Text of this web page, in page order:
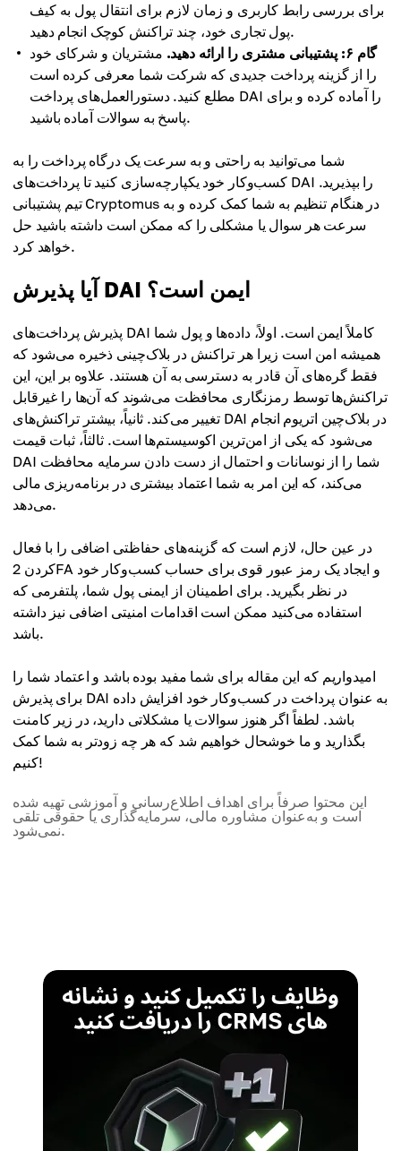
برای بررسی رابط کاربری و زمان لازم برای انتقال پول به کیف
پول تجاری خود، چند تراکنش کوچک انجام دهید.
گام ۶: پشتیبانی مشتری را ارائه دهید.
مشتریان و شرکای خود
را از گزینه پرداخت جدیدی که شرکت شما معرفی کرده است
مطلع کنید. دستورالعمل‌های پرداخت DAI را آماده کرده و برای
پاسخ به سوالات آماده باشید.
شما می‌توانید به راحتی و به سرعت یک درگاه پرداخت را به
کسب‌وکار خود یکپارچه‌سازی کنید تا پرداخت‌های DAI را بپذیرید.
تیم پشتیبانی Cryptomus در هنگام تنظیم به شما کمک کرده و به
سرعت هر سوال یا مشکلی را که ممکن است داشته باشید حل
خواهد کرد.
آیا پذیرش DAI ایمن است؟
پذیرش پرداخت‌های DAI کاملاً ایمن است. اولاً، داده‌ها و پول شما
همیشه امن است زیرا هر تراکنش در بلاک‌چینی ذخیره می‌شود که
فقط گره‌های آن قادر به دسترسی به آن هستند. علاوه بر این، این
تراکنش‌ها توسط رمزنگاری محافظت می‌شوند که آن‌ها را غیرقابل
تغییر می‌کند. ثانیاً، بیشتر تراکنش‌های DAI در بلاک‌چین اتریوم انجام
می‌شود که یکی از امن‌ترین اکوسیستم‌ها است. ثالثاً، ثبات قیمت
DAI شما را از نوسانات و احتمال از دست دادن سرمایه محافظت
می‌کند، که این امر به شما اعتماد بیشتری در برنامه‌ریزی مالی
می‌دهد.
در عین حال، لازم است که گزینه‌های حفاظتی اضافی را با فعال
کردن 2FA و ایجاد یک رمز عبور قوی برای حساب کسب‌وکار خود
در نظر بگیرید. برای اطمینان از ایمنی پول شما، پلتفرمی که
استفاده می‌کنید ممکن است اقدامات امنیتی اضافی نیز داشته
باشد.
امیدواریم که این مقاله برای شما مفید بوده باشد و اعتماد شما را
برای پذیرش DAI به عنوان پرداخت در کسب‌وکار خود افزایش داده
باشد. لطفاً اگر هنوز سوالات یا مشکلاتی دارید، در زیر کامنت
بگذارید و ما خوشحال خواهیم شد که هر چه زودتر به شما کمک
کنیم!
این محتوا صرفاً برای اهداف اطلاع‌رسانی و آموزشی تهیه شده
است و به‌عنوان مشاوره مالی، سرمایه‌گذاری یا حقوقی تلقی
نمی‌شود.